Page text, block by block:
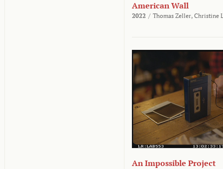
American Wall
2022 / Thomas Zeller, Christine
An Impossible Project